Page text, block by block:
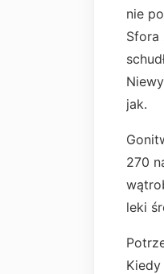
nie
Sfora
jak.
270
leki
Kiedy